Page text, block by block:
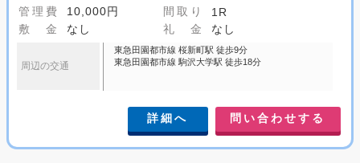
管理費
10,000円 間取り
1R
敷 金
なし 礼 金 なし
周辺の交通
東急田園都市線 桜新町駅 徒歩9分
東急田園都市線 駒沢大学駅 徒歩18分
詳細へ 問い合わせする